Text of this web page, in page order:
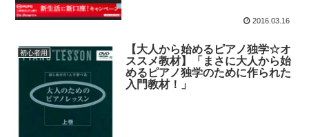
2016.03.16
初心者用
【大人から始めるピアノ独学☆オ
ススメ教材】「まさに大人から始
めるピアノ独学のために作られた
入門教材！」